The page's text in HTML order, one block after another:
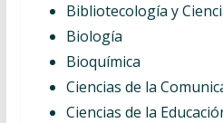
Bibliotecología y
Biología
Bioquímica
Ciencias de la
Ciencias de la